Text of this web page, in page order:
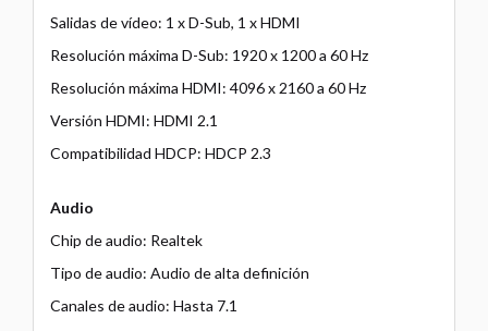
Salidas de vídeo: 1 x D-Sub, 1 x HDMI
Resolución máxima D-Sub: 1920 x 1200 a 60 Hz
Resolución máxima HDMI: 4096 x 2160 a 60 Hz
Versión HDMI: HDMI 2.1
Compatibilidad HDCP: HDCP 2.3
Audio
Chip de audio: Realtek
Tipo de audio: Audio de alta definición
Canales de audio: Hasta 7.1